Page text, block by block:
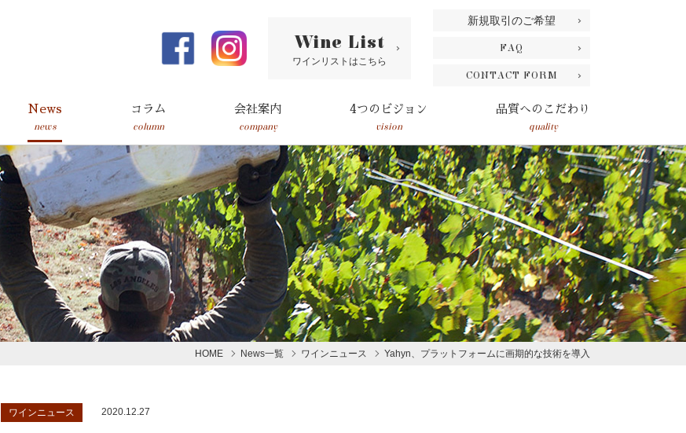
Wine List
ワインリストはこちら
新規取引のご希望
FAQ
CONTACT FORM
News
news
コラム
column
会社案内
company
4つのビジョン
vision
品質へのこだわり
quality
HOME News一覧 ワインニュース Yahyn、プラットフォームに画期的な技術を導入
ワインニュース 2020.12.27